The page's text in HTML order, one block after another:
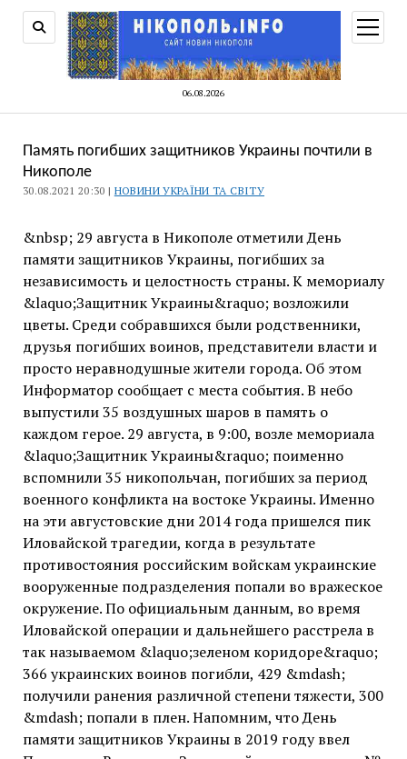
06.08.2026
меню
Память погибших защитников Украины почтили в
Никополе
30.08.2021 20:30 | НОВИНИ УКРАЇНИ ТА СВІТУ
&nbsp; 29 августа в Никополе отметили День
памяти защитников Украины, погибших за
независимость и целостность страны. К мемориалу
&laquo;Защитник Украины&raquo; возложили
цветы. Среди собравшихся были родственники,
друзья погибших воинов, представители власти и
просто неравнодушные жители города. Об этом
Информатор сообщает с места события. В небо
выпустили 35 воздушных шаров в память о
каждом герое. 29 августа, в 9:00, возле мемориала
&laquo;Защитник Украины&raquo; поименно
вспомнили 35 никопольчан, погибших за период
военного конфликта на востоке Украины. Именно
на эти августовские дни 2014 года пришелся пик
Иловайской трагедии, когда в результате
противостояния российским войскам украинские
вооруженные подразделения попали во вражеское
окружение. По официальным данным, во время
Иловайской операции и дальнейшего расстрела в
так называемом &laquo;зеленом коридоре&raquo;
366 украинских воинов погибли, 429 &mdash;
получили ранения различной степени тяжести, 300
&mdash; попали в плен. Напомним, что День
памяти защитников Украины в 2019 году ввел